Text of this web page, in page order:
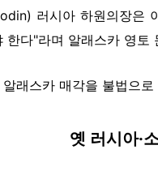
러시아 하원의장은
한다"라며 알래스카 영토
래스카 매각을 불법으
옛 러시아·